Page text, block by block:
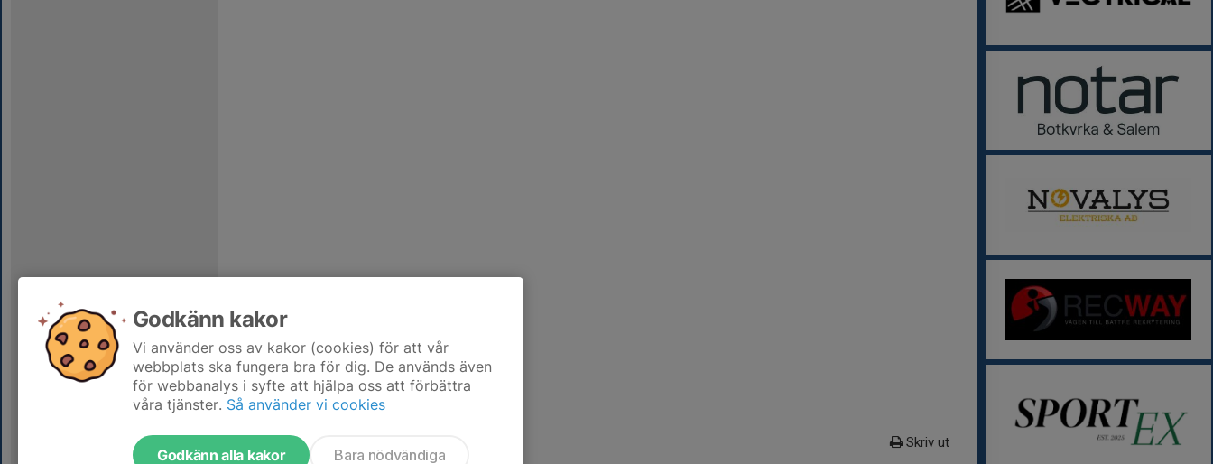
Skriv ut
Godkänn kakor
Vi använder oss av kakor (cookies) för att vår
webbplats ska fungera bra för dig. De används även
för webbanalys i syfte att hjälpa oss att förbättra
våra tjänster. Så använder vi cookies
Godkänn alla kakor Bara nödvändiga